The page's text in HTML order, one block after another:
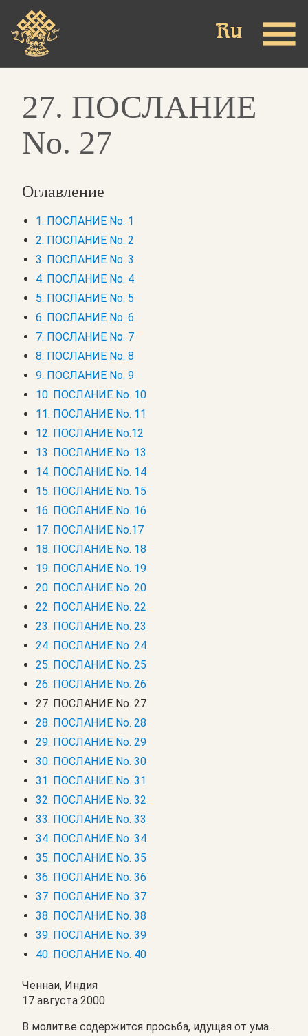
main
content
27. ПОСЛАНИЕ
No. 27
Оглавление
1. ПОСЛАНИЕ No. 1
2. ПОСЛАНИЕ No. 2
3. ПОСЛАНИЕ No. 3
4. ПОСЛАНИЕ No. 4
5. ПОСЛАНИЕ No. 5
6. ПОСЛАНИЕ No. 6
7. ПОСЛАНИЕ No. 7
8. ПОСЛАНИЕ No. 8
9. ПОСЛАНИЕ No. 9
10. ПОСЛАНИЕ No. 10
11. ПОСЛАНИЕ No. 11
12. ПОСЛАНИЕ No.12
13. ПОСЛАНИЕ No. 13
14. ПОСЛАНИЕ No. 14
15. ПОСЛАНИЕ No. 15
16. ПОСЛАНИЕ No. 16
17. ПОСЛАНИЕ No.17
18. ПОСЛАНИЕ No. 18
19. ПОСЛАНИЕ No. 19
20. ПОСЛАНИЕ No. 20
22. ПОСЛАНИЕ No. 22
23. ПОСЛАНИЕ No. 23
24. ПОСЛАНИЕ No. 24
25. ПОСЛАНИЕ No. 25
26. ПОСЛАНИЕ No. 26
27. ПОСЛАНИЕ No. 27
28. ПОСЛАНИЕ No. 28
29. ПОСЛАНИЕ No. 29
30. ПОСЛАНИЕ No. 30
31. ПОСЛАНИЕ No. 31
32. ПОСЛАНИЕ No. 32
33. ПОСЛАНИЕ No. 33
34. ПОСЛАНИЕ No. 34
35. ПОСЛАНИЕ No. 35
36. ПОСЛАНИЕ No. 36
37. ПОСЛАНИЕ No. 37
38. ПОСЛАНИЕ No. 38
39. ПОСЛАНИЕ No. 39
40. ПОСЛАНИЕ No. 40
Ченнаи, Индия
17 августа 2000
В молитве содержится просьба, идущая от ума.